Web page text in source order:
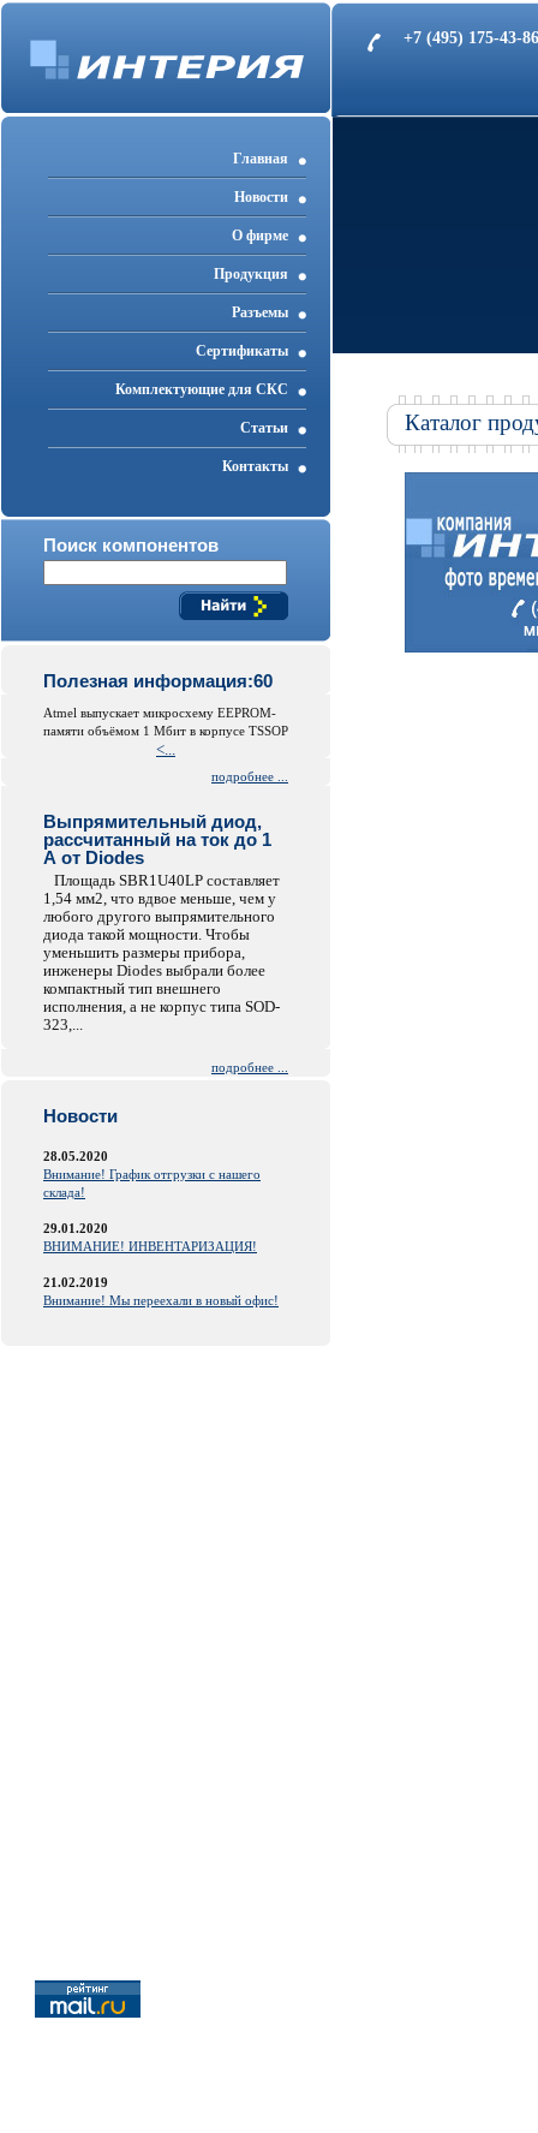
+7 (495) 175-43-
Главная
Новости
О фирме
Продукция
Разъемы
Cертификаты
Комплектующие для СКС
Статьи
Контакты
Поиск компонентов
Полезная информация:60
Atmel выпускает микросхему EEPROM-
памяти объёмом 1 Мбит в корпусе TSSOP
<...
подробнее ...
Выпрямительный диод,
рассчитанный на ток до 1
А от Diodes
Площадь SBR1U40LP составляет
1,54 мм2, что вдвое меньше, чем у
любого другого выпрямительного
диода такой мощности. Чтобы
уменьшить размеры прибора,
инженеры Diodes выбрали более
компактный тип внешнего
исполнения, а не корпус типа SOD-
323,...
подробнее ...
Новости
28.05.2020
Внимание! График отгрузки с нашего
склада!
29.01.2020
ВНИМАНИЕ! ИНВЕНТАРИЗАЦИЯ!
21.02.2019
Внимание! Мы переехали в новый офис!
Каталог